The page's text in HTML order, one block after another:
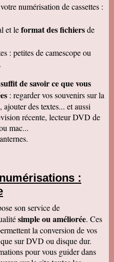
comme la
ravis. Merci de
le passé Travail
, avec en
à fait corrects
super résultat de la
parents ont
pour pouvoir voir a
la télé :)
le colis et je suis
sur mon ordinateur.
reçus les cassettes et
beaucoup
en direct sur la TV.
vont vous contacter
numérisation de cassettes :
et leformat des fichiersde
: petites de camescope ou
de savoir ce que vous
: regarder vos souvenirs sur la
des textes... et aussi
récente, lecteur DVD de
mac...
:
son service de
simple ou améliorée. Ces
la conversion de vos
sur DVD ou disque dur.
pour vous guider dans